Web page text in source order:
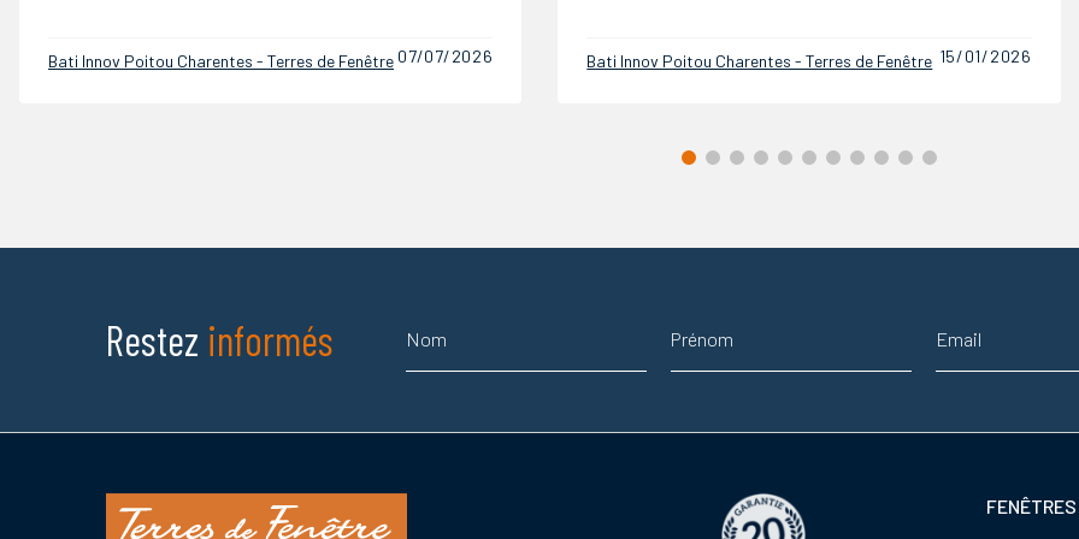
Bati Innov Poitou Charentes - Terres de Fenêtre 15/01/2026 Bati Innov Poitou Charentes - Terres de Fenêtre 18/12/2025
Restez informés
Footer
FENÊTRES